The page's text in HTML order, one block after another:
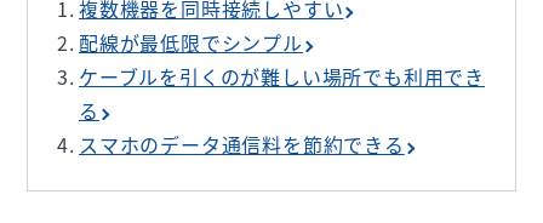
複数機器を同時接続しやすい
配線が最低限でシンプル
ケーブルを引くのが難しい場所でも利用でき
る
スマホのデータ通信料を節約できる